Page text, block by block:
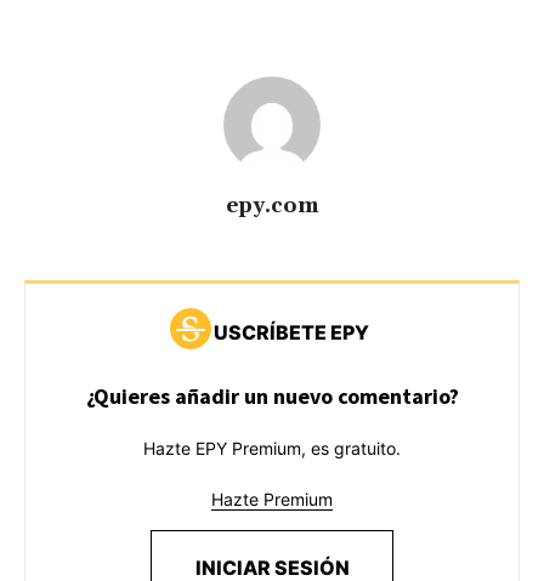
epy.com
USCRÍBETE EPY
¿Quieres añadir un nuevo comentario?
Hazte EPY Premium, es gratuito.
Hazte Premium
INICIAR SESIÓN